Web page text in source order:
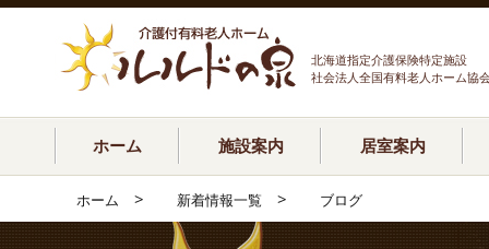
北海道指定介護保険特定施設
社会法人全国有料老人ホーム協
ホーム 施設案内 居室案内
ホーム > 新着情報一覧 > ブログ